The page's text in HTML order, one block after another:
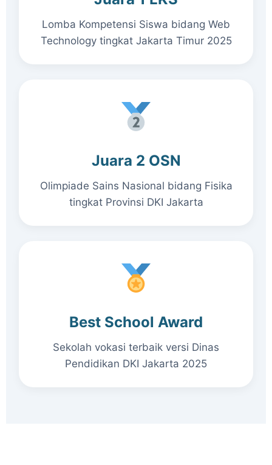
Lomba Kompetensi Siswa bidang Web
Technology tingkat Jakarta Timur 2025
Juara 2 OSN
Olimpiade Sains Nasional bidang Fisika
tingkat Provinsi DKI Jakarta
Best School Award
Sekolah vokasi terbaik versi Dinas
Pendidikan DKI Jakarta 2025